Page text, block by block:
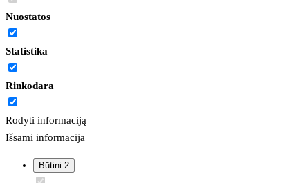
Nuostatos
Statistika
Rinkodara
Rodyti informaciją
Išsami informacija
Būtini 2